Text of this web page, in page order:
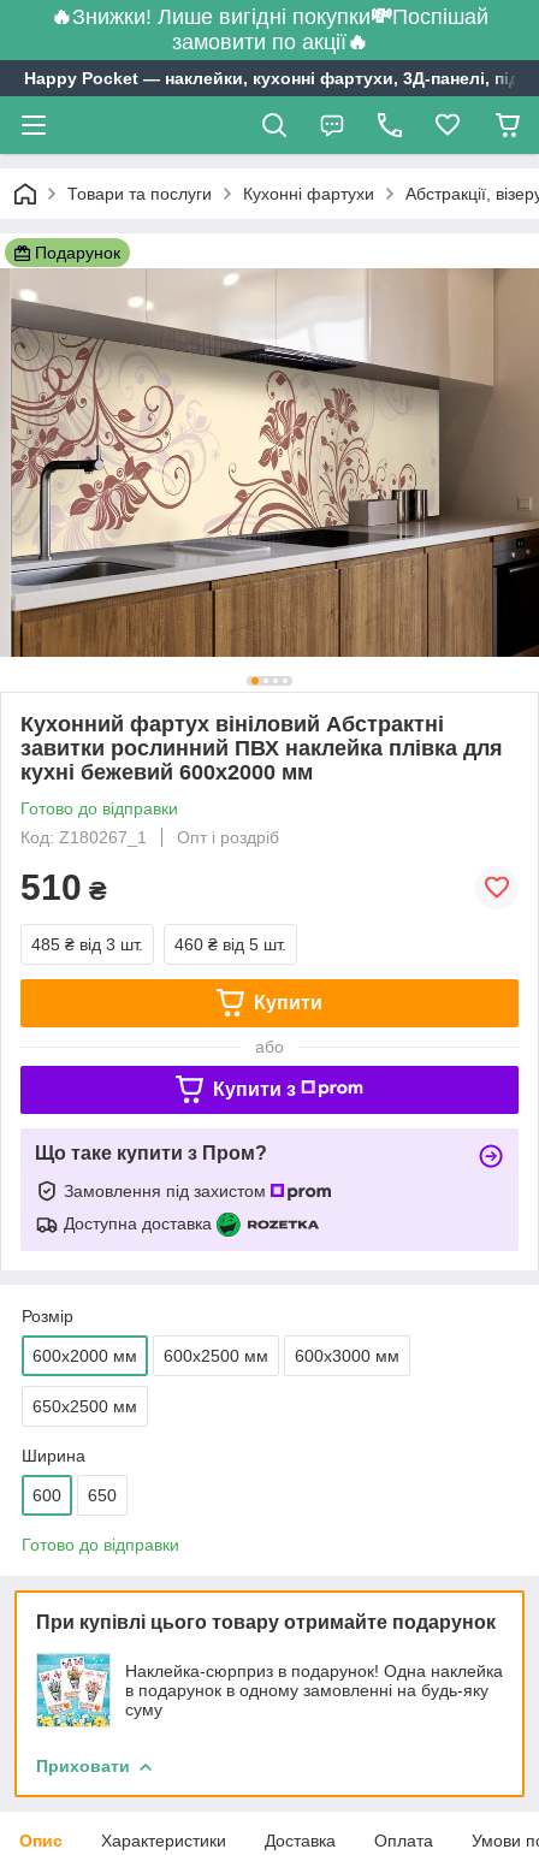
🔥Знижки! Лише вигідні покупки💸Поспішай
замовити по акції🔥
Happy Pocket ― наклейки, кухонні фартухи, 3Д-панелі,
Товари та послуги Кухонні фартухи Абстракції,
Подарунок
Кухонний фартух вініловий Абстрактні
завитки рослинний ПВХ наклейка плівка для
кухні бежевий 600х2000 мм
Готово до відправки
Код: Z180267_1
Опт і роздріб
510 ₴
485 ₴ від 3 шт. 460 ₴ від 5 шт.
Купити
або
Купити з
Що таке купити з Пром?
Замовлення під захистом
Доступна доставка
Розмір
600х2000 мм 600х2500 мм 600х3000 мм
650х2500 мм
Ширина
600 650
Готово до відправки
При купівлі цього товару отримайте подарунок
Наклейка-сюрприз в подарунок! Одна наклейка
в подарунок в одному замовленні на будь-яку
суму
Приховати
Опис Характеристики Доставка Оплата Умови